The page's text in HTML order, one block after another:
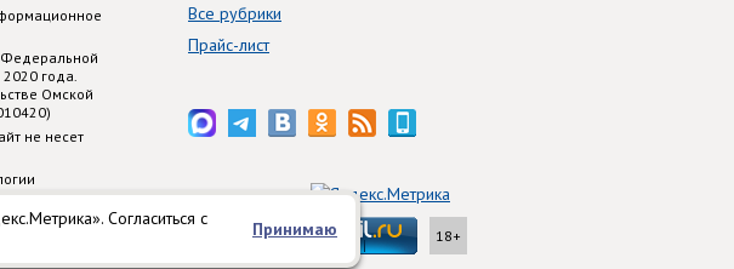
Согласиться с
Принимаю
Федеральной
года.
Омской
не несет
Все рубрики
Прайс-лист
18+